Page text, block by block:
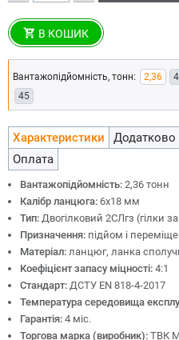
В КОШИК
Вантажопідйомність, тонн: 2,36
45
Характеристики Додатково
Оплата
Вантажопідйомність: 2,36 тонн
Калібр ланцюга: 6х18 мм
Тип: Двогілковий 2СЛгз (гілки
Призначення: підйом і
Матеріал: ланцюг, ланка
Коефіцієнт запасу міцності: 4:1
Стандарт: ДСТУ EN 818-4-2017
Температура середовища
Гарантія: 4 міс.
Торгова марка (виробник): ТВК